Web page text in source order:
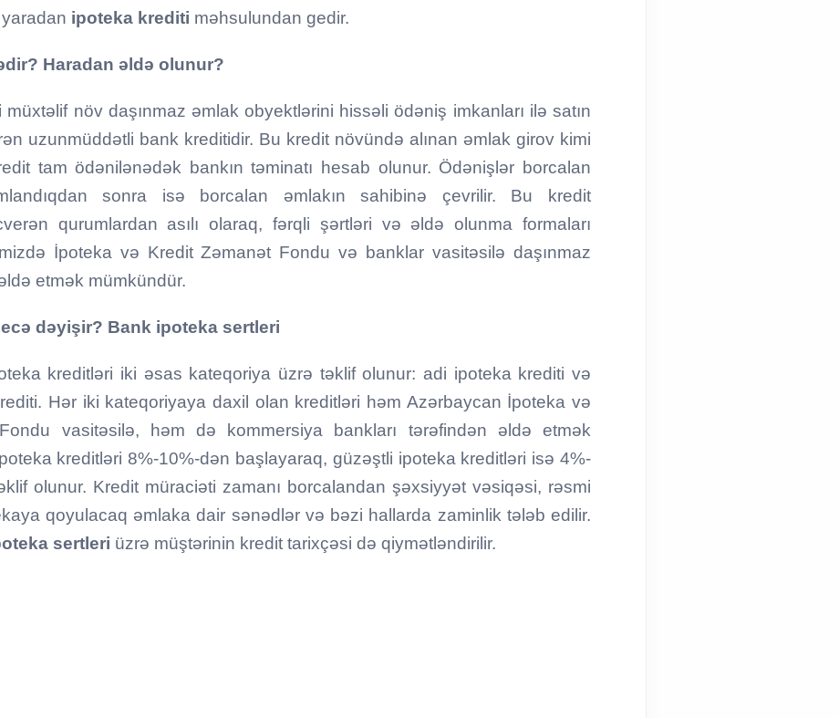
ipoteka krediti məhsulundan gedir.
Haradan əldə olunur?
müxtəlif növ daşınmaz əmlak obyektlərini hissəli ödəniş imkanları ilə satın
uzunmüddətli bank kreditidir. Bu kredit növündə alınan əmlak girov kimi
tam ödənilənədək bankın təminatı hesab olunur. Ödənişlər borcalan
sonra isə borcalan əmlakın sahibinə çevrilir. Bu kredit
qurumlardan asılı olaraq, fərqli şərtləri və əldə olunma formaları
İpoteka və Kredit Zəmanət Fondu və banklar vasitəsilə daşınmaz
etmək mümkündür.
dəyişir? Bank ipoteka sertleri
kreditləri iki əsas kateqoriya üzrə təklif olunur: adi ipoteka krediti və
Hər iki kateqoriyaya daxil olan kreditləri həm Azərbaycan İpoteka və
vasitəsilə, həm də kommersiya bankları tərəfindən əldə etmək
kreditləri 8%-10%-dən başlayaraq, güzəştli ipoteka kreditləri isə 4%-
olunur. Kredit müraciəti zamanı borcalandan şəxsiyyət vəsiqəsi, rəsmi
qoyulacaq əmlaka dair sənədlər və bəzi hallarda zaminlik tələb edilir.
sertleri üzrə müştərinin kredit tarixçəsi də qiymətləndirilir.